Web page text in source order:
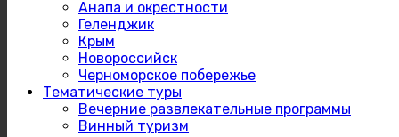
Анапа и окрестности
Геленджик
Крым
Новороссийск
Черноморское побережье
Тематические туры
Вечерние развлекательные программы
Винный туризм